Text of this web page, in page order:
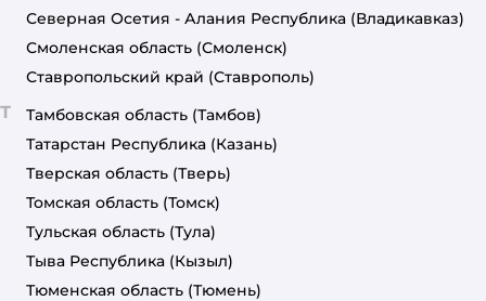
Северная Осетия - Алания Республика (Владикавказ)
Смоленская область (Смоленск)
Ставропольский край (Ставрополь)
Т Тамбовская область (Тамбов)
Татарстан Республика (Казань)
Тверская область (Тверь)
Томская область (Томск)
Тульская область (Тула)
Тыва Республика (Кызыл)
Тюменская область (Тюмень)